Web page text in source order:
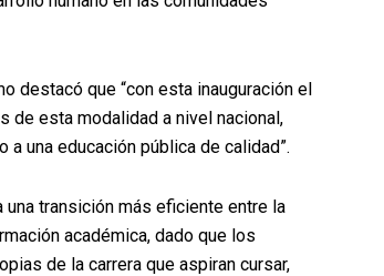
destacó que “con esta inauguración el
de esta modalidad a nivel nacional,
una educación pública de calidad”.
transición más eficiente entre la
académica, dado que los
de la carrera que aspiran cursar,